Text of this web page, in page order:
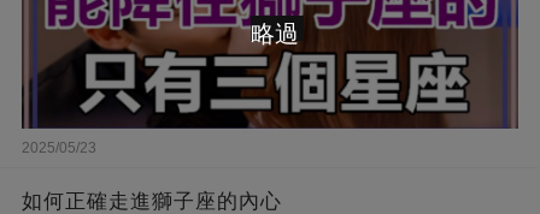
2025/05/23
如何正確走進獅子座的內心
略過